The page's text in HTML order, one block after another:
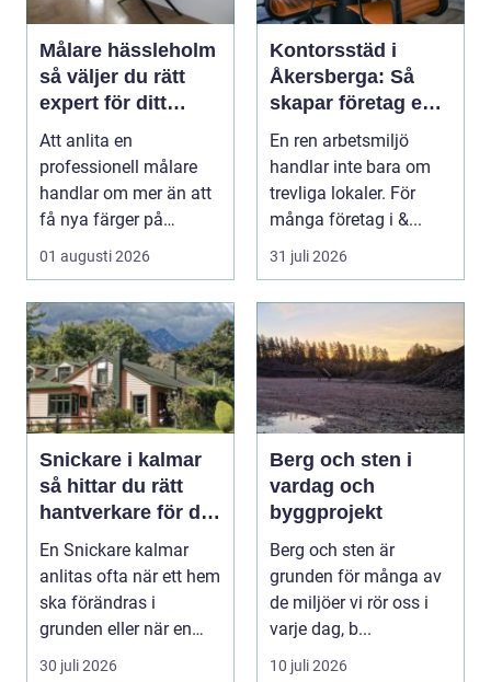
Målare hässleholm
så väljer du rätt
expert för ditt
måleriprojekt
Att anlita en
professionell målare
handlar om mer än att
få nya färger på
väggarna. En kunnig
hantve...
01 augusti 2026
Kontorsstäd i
Åkersberga: Så
skapar företag en
ren, trygg och
effektiv arbetsplats
En ren arbetsmiljö
handlar inte bara om
trevliga lokaler. För
många företag i &...
31 juli 2026
Snickare i kalmar
så hittar du rätt
hantverkare för ditt
byggprojekt
En Snickare kalmar
anlitas ofta när ett hem
ska förändras i
grunden eller när en
detalj äntligen sk...
30 juli 2026
Berg och sten i
vardag och
byggprojekt
Berg och sten är
grunden för många av
de miljöer vi rör oss i
varje dag, b...
10 juli 2026